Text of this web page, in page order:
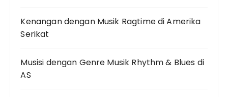
Kenangan dengan Musik Ragtime di Amerika
Serikat
Musisi dengan Genre Musik Rhythm & Blues di
AS